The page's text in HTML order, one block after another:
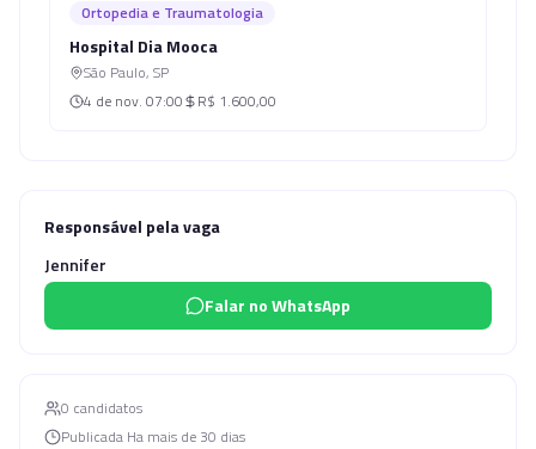
Ortopedia e Traumatologia
Hospital Dia Mooca
São Paulo, SP
4 de nov. 07:00 R$ 1.600,00
Responsável pela vaga
Jennifer
Falar no WhatsApp
0 candidatos
Publicada Ha mais de 30 dias